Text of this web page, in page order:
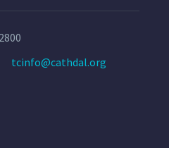
tcinfo@cathdal.org